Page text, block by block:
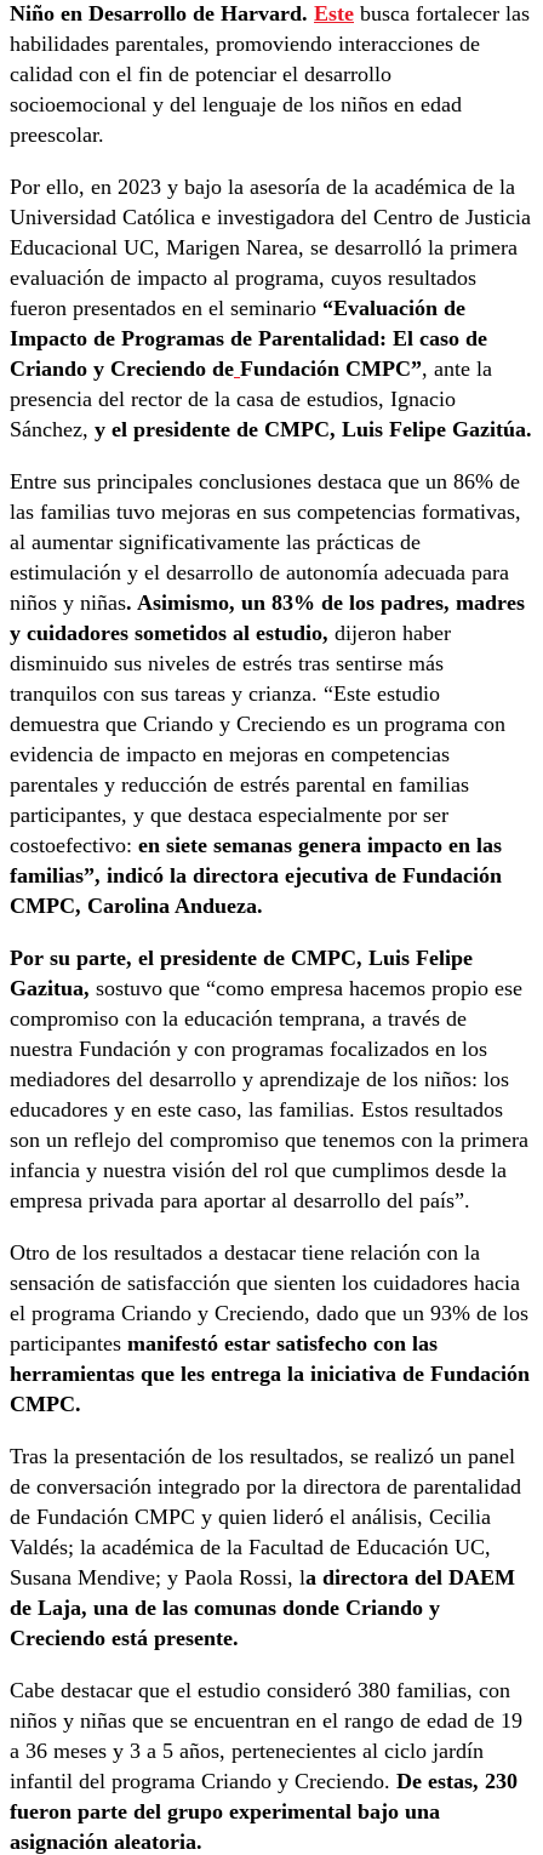
Niño en Desarrollo de Harvard. Este busca fortalecer las
habilidades parentales, promoviendo interacciones de
calidad con el fin de potenciar el desarrollo
socioemocional y del lenguaje de los niños en edad
preescolar.
Por ello, en 2023 y bajo la asesoría de la académica de la
Universidad Católica e investigadora del Centro de Justicia
Educacional UC, Marigen Narea, se desarrolló la primera
evaluación de impacto al programa, cuyos resultados
fueron presentados en el seminario “Evaluación de
Impacto de Programas de Parentalidad: El caso de
Criando y Creciendo de Fundación CMPC”, ante la
presencia del rector de la casa de estudios, Ignacio
Sánchez, y el presidente de CMPC, Luis Felipe Gazitúa.
Entre sus principales conclusiones destaca que un 86% de
las familias tuvo mejoras en sus competencias formativas,
al aumentar significativamente las prácticas de
estimulación y el desarrollo de autonomía adecuada para
niños y niñas. Asimismo, un 83% de los padres, madres
y cuidadores sometidos al estudio, dijeron haber
disminuido sus niveles de estrés tras sentirse más
tranquilos con sus tareas y crianza. “Este estudio
demuestra que Criando y Creciendo es un programa con
evidencia de impacto en mejoras en competencias
parentales y reducción de estrés parental en familias
participantes, y que destaca especialmente por ser
costoefectivo: en siete semanas genera impacto en las
familias”, indicó la directora ejecutiva de Fundación
CMPC, Carolina Andueza.
Por su parte, el presidente de CMPC, Luis Felipe
Gazitua, sostuvo que “como empresa hacemos propio ese
compromiso con la educación temprana, a través de
nuestra Fundación y con programas focalizados en los
mediadores del desarrollo y aprendizaje de los niños: los
educadores y en este caso, las familias. Estos resultados
son un reflejo del compromiso que tenemos con la primera
infancia y nuestra visión del rol que cumplimos desde la
empresa privada para aportar al desarrollo del país”.
Otro de los resultados a destacar tiene relación con la
sensación de satisfacción que sienten los cuidadores hacia
el programa Criando y Creciendo, dado que un 93% de los
participantes manifestó estar satisfecho con las
herramientas que les entrega la iniciativa de Fundación
CMPC.
Tras la presentación de los resultados, se realizó un panel
de conversación integrado por la directora de parentalidad
de Fundación CMPC y quien lideró el análisis, Cecilia
Valdés; la académica de la Facultad de Educación UC,
Susana Mendive; y Paola Rossi, la directora del DAEM
de Laja, una de las comunas donde Criando y
Creciendo está presente.
Cabe destacar que el estudio consideró 380 familias, con
niños y niñas que se encuentran en el rango de edad de 19
a 36 meses y 3 a 5 años, pertenecientes al ciclo jardín
infantil del programa Criando y Creciendo. De estas, 230
fueron parte del grupo experimental bajo una
asignación aleatoria.